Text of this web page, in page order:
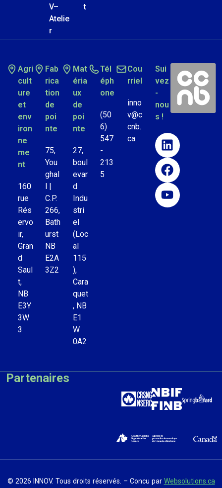
V–
Atelie
r
t
Agri
cult
ure
et
env
iron
ne
me
nt
160
rue
Rés
ervo
ir,
Gran
d
Saul
t,
NB
E3Y
3W
3
Fab
rica
tion
de
poi
nte
75,
You
ghal
l |
C.P.
266,
Bath
urst
NB
E2A
3Z2
Mat
éria
ux
de
poi
nte
27,
boul
evar
d
Indu
stri
el
(Loc
al
115
),
Cara
quet
, NB
E1
W
0A2
Tél
éph
one
(50
6)
547
-
213
5
Cou
rriel
inno
v@c
cnb.
ca
Sui
vez
-
nou
s !
Partenaires
© 2026 INNOV. Tous droits réservés. – Concu par Websolutions.ca